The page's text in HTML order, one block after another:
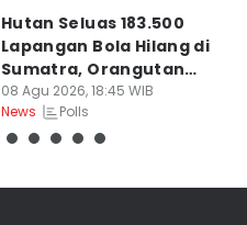
Hutan Seluas 183.500
Lapangan Bola Hilang di
Sumatra, Orangutan
Tertekan
08 Agu 2026, 18:45 WIB
News
Polls